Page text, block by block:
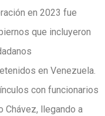
en 2023 fue
que incluyeron
en Venezuela.
con funcionarios
Chávez, llegando a